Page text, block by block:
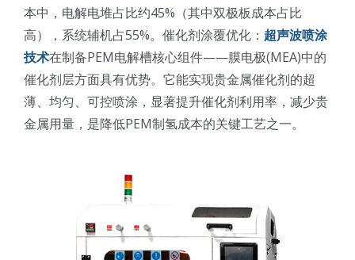
本中，电解电堆占比约45%（其中双极板成本占比
高），系统辅机占55%。催化剂涂覆优化： 超声波喷涂
技术在制备PEM电解槽核心组件——膜电极(MEA)中的
催化剂层方面具有优势。它能实现贵金属催化剂的超
薄、均匀、可控喷涂，显著提升催化剂利用率，减少贵
金属用量，是降低PEM制氢成本的关键工艺之一。